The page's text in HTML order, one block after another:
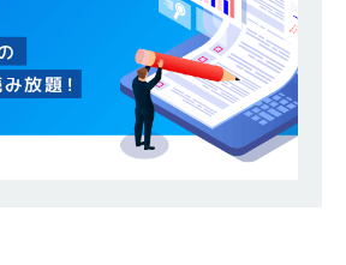
模の重要施設の建設に携わるサブコン ｜ 環境保
全や脱炭素社会の実現にも貢献 ｜ 初任給28万
+各手当 ｜ 年間休日125日 ｜ オーク設備工業
体育会積極採用企業